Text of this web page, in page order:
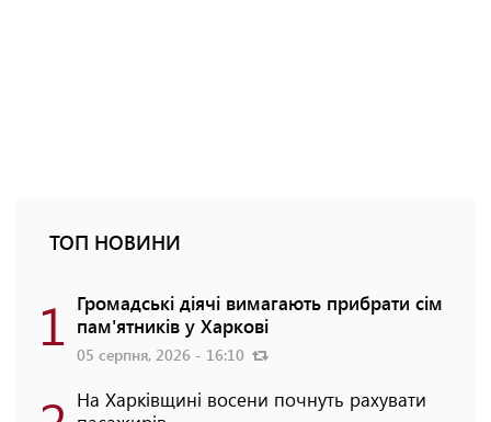
ТОП НОВИНИ
1 Громадські діячі вимагають прибрати сім
пам'ятників у Харкові
05 серпня, 2026 - 16:10
На Харківщині восени почнуть рахувати